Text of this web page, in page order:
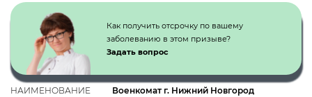
Как получить отсрочку по вашему
заболеванию в этом призыве?
Задать вопрос
НАИМЕНОВАНИЕ Военкомат г. Нижний Новгород